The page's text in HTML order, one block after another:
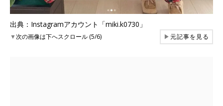
出典：Instagramアカウント「miki.k0730」
▼次の画像は下へスクロール (5/6) ▶元記事を見る